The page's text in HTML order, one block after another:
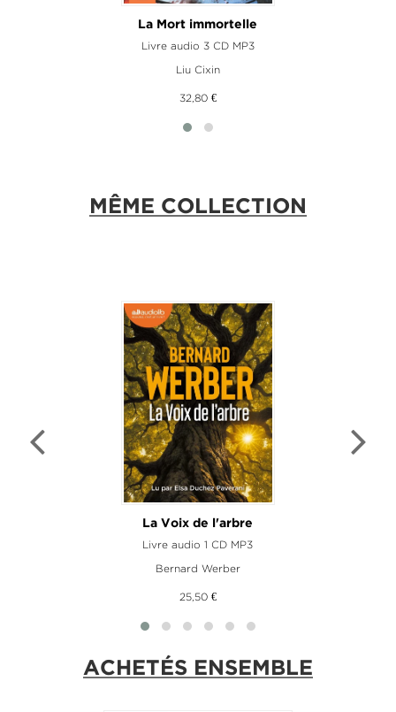
La Mort immortelle
Livre audio 3 CD MP3
Liu Cixin
32,80 €
MÊME COLLECTION
La Voix de l'arbre
Livre audio 1 CD MP3
Bernard Werber
25,50 €
ACHETÉS ENSEMBLE